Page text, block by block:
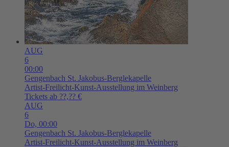
AUG
6
00:00
Gengenbach St. Jakobus-Berglekapelle
Artist-Freilicht-Kunst-Ausstellung im Weinberg
Tickets ab ??,?? €
AUG
6
Do, 00:00
Gengenbach St. Jakobus-Berglekapelle
Artist-Freilicht-Kunst-Ausstellung im Weinberg